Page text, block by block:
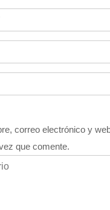
correo electrónico y
que comente.